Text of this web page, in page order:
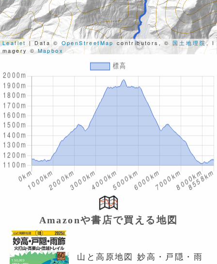
Leaflet | Data © OpenStreetMap contributors, © 国土地理院, I
magery ©Mapbox
Amazonや書店で買える地図
山と高原地図 妙高・戸隠・雨